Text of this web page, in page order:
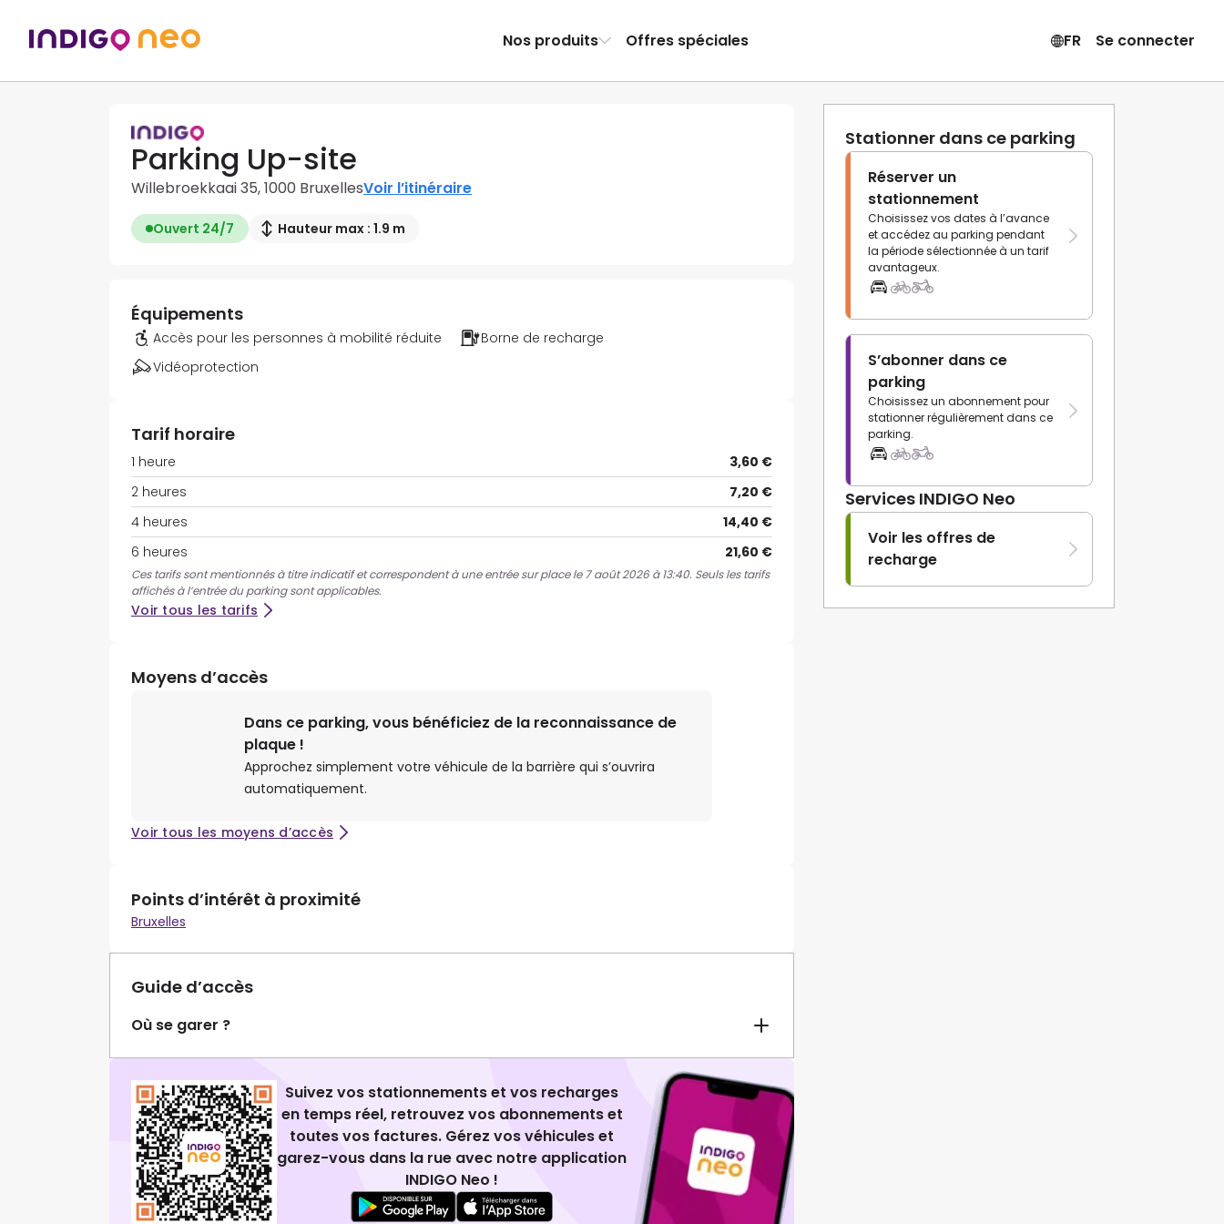
Nos produits Offres spéciales FR Se connecter
Parking Up-site
Willebroekkaai 35, 1000 BruxellesVoir l’itinéraire
Ouvert 24/7 Hauteur max : 1.9 m
Stationner dans ce parking
Réserver un
stationnement
Choisissez vos dates à l’avance
et accédez au parking pendant
la période sélectionnée à un tarif
avantageux.
S’abonner dans ce
parking
Choisissez un abonnement pour
stationner régulièrement dans ce
parking.
Services INDIGO Neo
Voir les offres de
recharge
Équipements
Accès pour les personnes à mobilité réduite
Borne de recharge
Vidéoprotection
Tarif horaire
1 heure
3,60 €
2 heures
7,20 €
4 heures
14,40 €
6 heures
21,60 €
Ces tarifs sont mentionnés à titre indicatif et correspondent à une entrée sur place le 7 août 2026 à 13:40. Seuls les tarifs
affichés à l’entrée du parking sont applicables.
Voir tous les tarifs
Moyens d’accès
Dans ce parking, vous bénéficiez de la reconnaissance de
plaque !
Approchez simplement votre véhicule de la barrière qui s’ouvrira
automatiquement.
Voir tous les moyens d’accès
Points d’intérêt à proximité
Bruxelles
Guide d’accès
Où se garer ?
Suivez vos stationnements et vos recharges
en temps réel, retrouvez vos abonnements et
toutes vos factures. Gérez vos véhicules et
garez-vous dans la rue avec notre application
INDIGO Neo !